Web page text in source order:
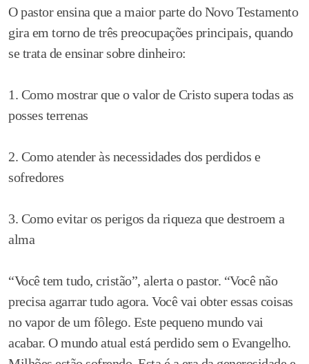
O pastor ensina que a maior parte do Novo Testamento
gira em torno de três preocupações principais, quando
se trata de ensinar sobre dinheiro:
1. Como mostrar que o valor de Cristo supera todas as
posses terrenas
2. Como atender às necessidades dos perdidos e
sofredores
3. Como evitar os perigos da riqueza que destroem a
alma
“Você tem tudo, cristão”, alerta o pastor. “Você não
precisa agarrar tudo agora. Você vai obter essas coisas
no vapor de um fôlego. Este pequeno mundo vai
acabar. O mundo atual está perdido sem o Evangelho.